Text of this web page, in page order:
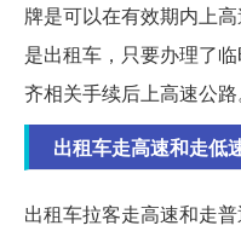
牌是可以在有效期内上
是出租车，只要办理了
齐相关手续后上高速公路
出租车走高速和走低
出租车拉客走高速和走